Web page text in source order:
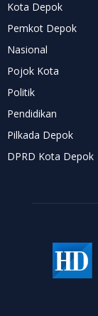
Kota Depok
Pemkot Depok
Nasional
Pojok Kota
Politik
Pendidikan
Pilkada Depok
DPRD Kota Depok